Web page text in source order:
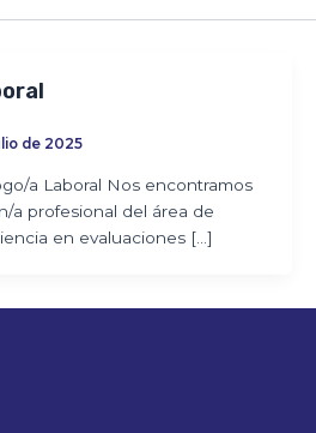
de 2025
a Laboral Nos encontramos
a profesional del área de
en evaluaciones […]